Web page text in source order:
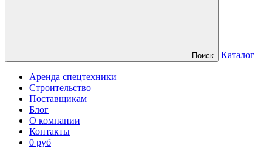
Поиск Каталог
Аренда спецтехники
Строительство
Поставщикам
Блог
О компании
Контакты
0 руб